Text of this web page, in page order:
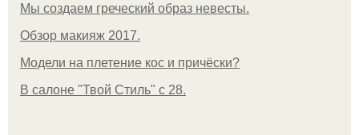
Мы создаем греческий образ невесты.
Обзор макияж 2017.
Модели на плетение кос и причёски?
В салоне "Твой Стиль" с 28.